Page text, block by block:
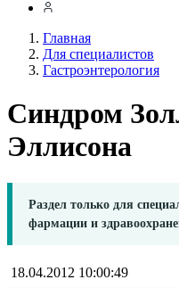
Главная
Для специалистов
Гастроэнтерология
Синдром
Эллисона
Раздел только для
фармации и
18.04.2012 10:00:49